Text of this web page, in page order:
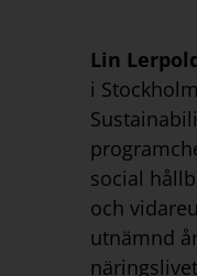
Lin
i
social
och
utnämnd